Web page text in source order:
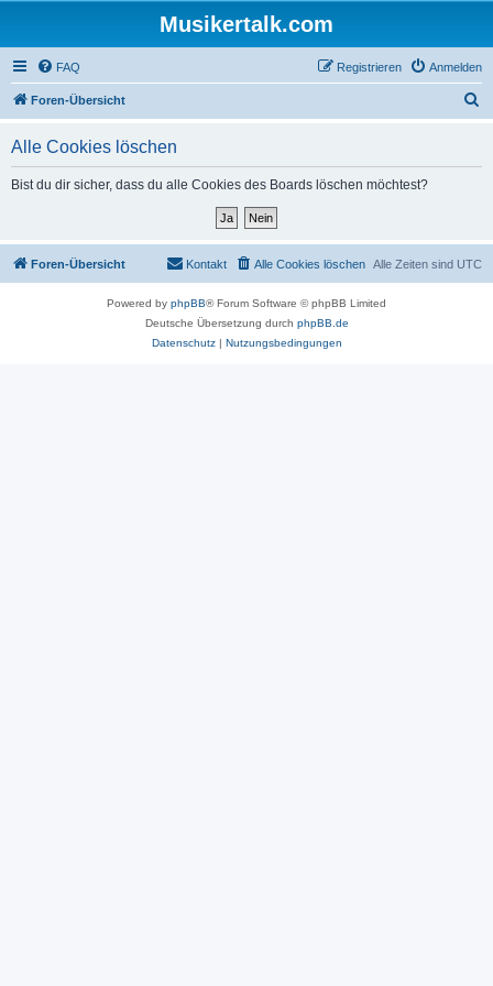
Musikertalk.com
FAQ Anmelden
Registrieren
Foren-Übersicht
Alle Cookies löschen
Bist du dir sicher, dass du alle Cookies des Boards löschen möchtest?
Foren-Übersicht Alle Zeiten sind UTC
Alle Cookies löschen
Kontakt
Powered by phpBB® Forum Software © phpBB Limited
Deutsche Übersetzung durch phpBB.de
Datenschutz| Nutzungsbedingungen